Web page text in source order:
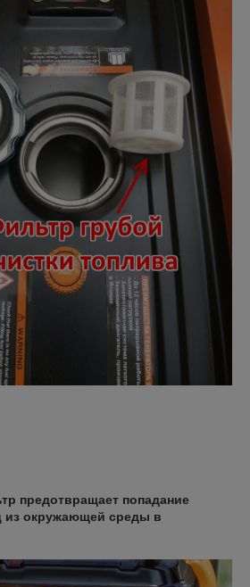
предотвращает попадание
из окружающей среды в